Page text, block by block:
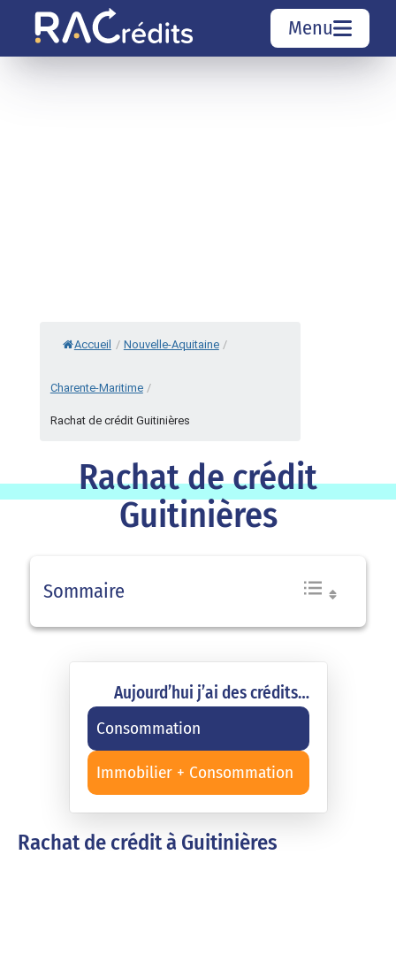
Menu
Accueil / Nouvelle-Aquitaine /
Charente-Maritime /
Rachat de crédit Guitinières
Rachat de crédit
Guitinières
Sommaire
Aujourd’hui j’ai des crédits…
Consommation
Immobilier + Consommation
Rachat de crédit à Guitinières